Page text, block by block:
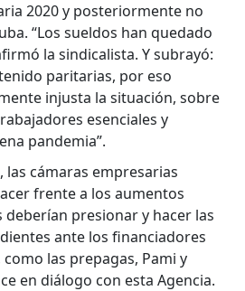
2020 y posteriormente no
“Los sueldos han quedado
la sindicalista. Y subrayó:
paritarias, por eso
injusta la situación, sobre
esenciales y
pandemia”.
las cámaras empresarias
frente a los aumentos
deberían presionar y hacer las
ante los financiadores
las prepagas, Pami y
en diálogo con esta Agencia.